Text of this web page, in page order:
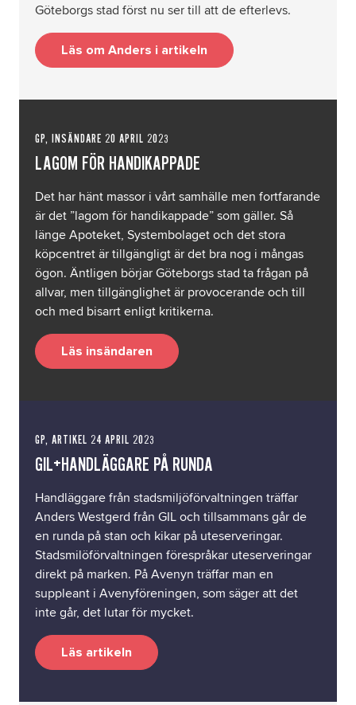
Göteborgs stad först nu ser till att de efterlevs.
Läs om Anders i artikeln
GP, INSÄNDARE 20 APRIL 2023
LAGOM FÖR HANDIKAPPADE
Det har hänt massor i vårt samhälle men fortfarande
är det ”lagom för handikappade” som gäller. Så
länge Apoteket, Systembolaget och det stora
köpcentret är tillgängligt är det bra nog i mångas
ögon. Äntligen börjar Göteborgs stad ta frågan på
allvar, men tillgänglighet är provocerande och till
och med bisarrt enligt kritikerna.
Läs insändaren
GP, ARTIKEL 24 APRIL 2023
GIL+HANDLÄGGARE PÅ RUNDA
Handläggare från stadsmiljöförvaltningen träffar
Anders Westgerd från GIL och tillsammans går de
en runda på stan och kikar på uteserveringar.
Stadsmilöförvaltningen förespråkar uteserveringar
direkt på marken. På Avenyn träffar man en
suppleant i Avenyföreningen, som säger att det
inte går, det lutar för mycket.
Läs artikeln